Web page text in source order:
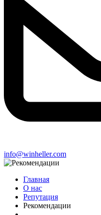
info@winheller.com
Главная
О нас
Репутация
Рекомендации